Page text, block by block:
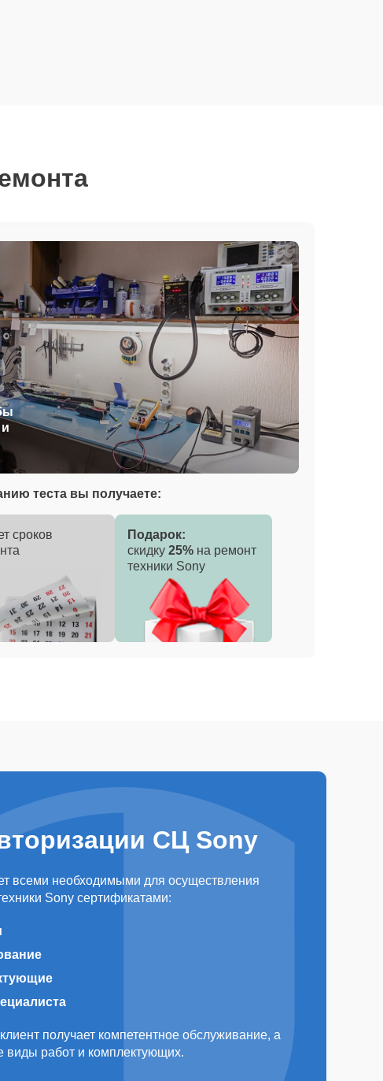
теста вы получаете:
сроков
Подарок:
скидку 25% на ремонт
техники Sony
СЦ Sony
всеми необходимыми для осуществления
Sony сертификатами:
получает компетентное обслуживание, а
виды работ и комплектующих.